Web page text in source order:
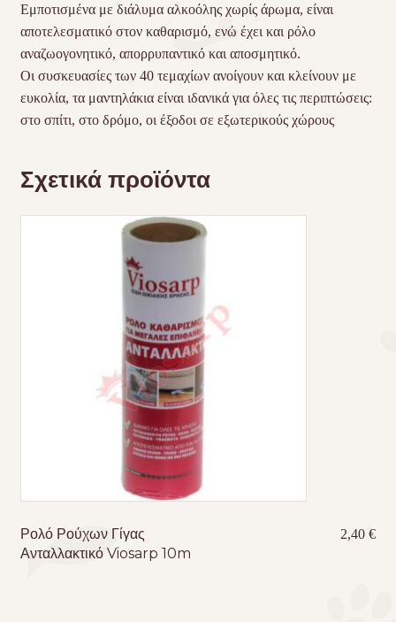
Εμποτισμένα με διάλυμα αλκοόλης χωρίς άρωμα, είναι
αποτελεσματικό στον καθαρισμό, ενώ έχει και ρόλο
αναζωογονητικό, απορρυπαντικό και αποσμητικό.
Οι συσκευασίες των 40 τεμαχίων ανοίγουν και κλείνουν με
ευκολία, τα μαντηλάκια είναι ιδανικά για όλες τις περιπτώσεις:
στο σπίτι, στο δρόμο, οι έξοδοι σε εξωτερικούς χώρους
Σχετικά προϊόντα
Ρολό Ρούχων Γίγας
Ανταλλακτικό Viosarp 10m
2,40€